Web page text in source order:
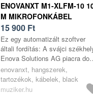
ENOVANXT M1-XLFM-10
M MIKROFONKÁBEL
15 900 Ft
Ez egy automatizált szoftver
általi fordítás: A svájci
Enova Solutions AG piacra
az első EnovaNxt terméket,
amely a szabadalmaztato...
enovanxt, hangszerek,
tartozékok, kábelek, black
muziker.hu